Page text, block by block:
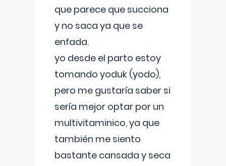
que parece que succiona
y no saca ya que se
enfada.
yo desde el parto estoy
tomando yoduk (yodo),
pero me gustaría saber si
sería mejor optar por un
multivitaminico, ya que
también me siento
bastante cansada y seca